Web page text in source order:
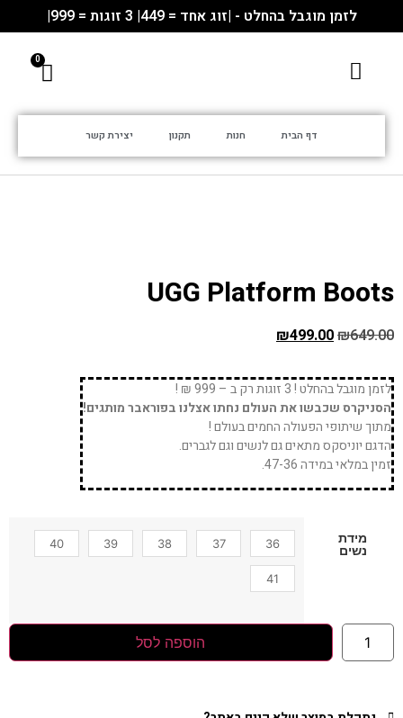
לזמן מוגבל בהחלט - |זוג אחד = 449| 3 זוגות = 999|
דף הבית חנות תקנון יצירת קשר
UGG Platform Boots
₪649.00
₪499.00
לזמן מוגבל בהחלט ! 3 זוגות רק ב – 999 ₪ !
הסניקרס שכבשו את העולם נחתו אצלנו בפוראבר מותגים!
מתוך שיתופי הפעולה החמים בעולם !
הדגם יוניסקס מתאים גם לנשים וגם לגברים.
זמין במלאי במידה 47-36.
מידת
נשים
36
37
38
39
40
41
הוספה לסל